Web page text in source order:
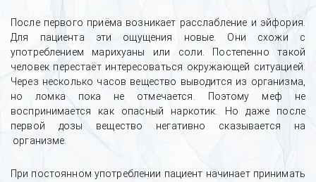
После первого приёма возникает расслабление и эйфория.
Для пациента эти ощущения новые. Они схожи с
употреблением марихуаны или соли. Постепенно такой
человек перестаёт интересоваться окружающей ситуацией.
Через несколько часов вещество выводится из организма,
но ломка пока не отмечается. Поэтому меф не
воспринимается как опасный наркотик. Но даже после
первой дозы вещество негативно сказывается на
организме.
При постоянном употреблении пациент начинает принимать